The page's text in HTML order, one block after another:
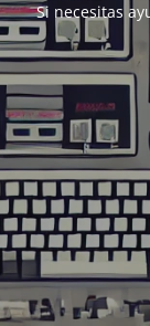
Si necesitas